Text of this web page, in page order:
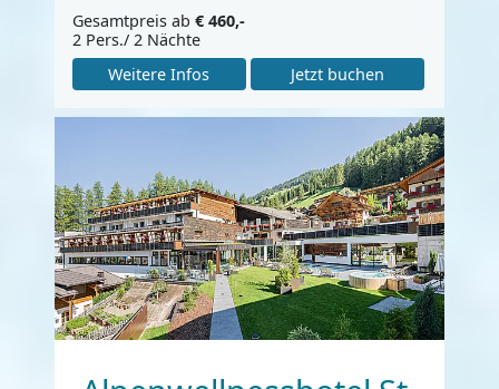
Gesamtpreis ab € 460,-
2 Pers./ 2 Nächte
Weitere Infos
Jetzt buchen